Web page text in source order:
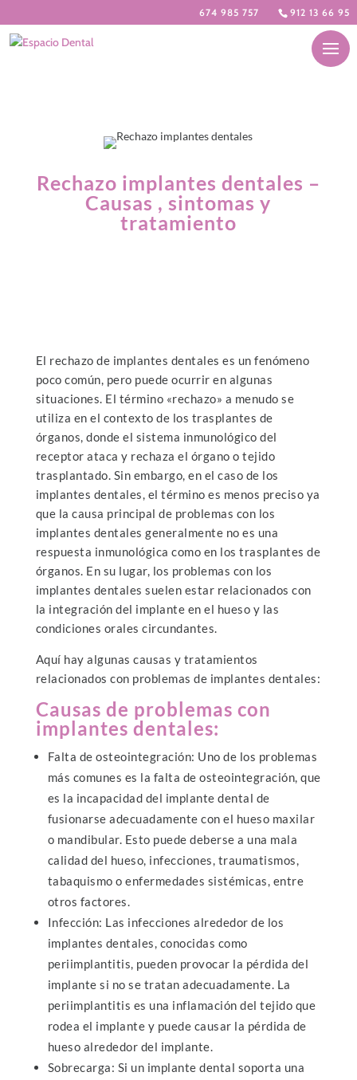
674 985 757 912 13 66 95
Rechazo implantes dentales –
Causas , sintomas y
tratamiento
El rechazo de implantes dentales es un fenómeno
poco común, pero puede ocurrir en algunas
situaciones. El término «rechazo» a menudo se
utiliza en el contexto de los trasplantes de
órganos, donde el sistema inmunológico del
receptor ataca y rechaza el órgano o tejido
trasplantado. Sin embargo, en el caso de los
implantes dentales, el término es menos preciso ya
que la causa principal de problemas con los
implantes dentales generalmente no es una
respuesta inmunológica como en los trasplantes de
órganos. En su lugar, los problemas con los
implantes dentales suelen estar relacionados con
la integración del implante en el hueso y las
condiciones orales circundantes.
Aquí hay algunas causas y tratamientos
relacionados con problemas de implantes dentales:
Causas de problemas con
implantes dentales:
Falta de osteointegración: Uno de los problemas
más comunes es la falta de osteointegración, que
es la incapacidad del implante dental de
fusionarse adecuadamente con el hueso maxilar
o mandibular. Esto puede deberse a una mala
calidad del hueso, infecciones, traumatismos,
tabaquismo o enfermedades sistémicas, entre
otros factores.
Infección: Las infecciones alrededor de los
implantes dentales, conocidas como
periimplantitis, pueden provocar la pérdida del
implante si no se tratan adecuadamente. La
periimplantitis es una inflamación del tejido que
rodea el implante y puede causar la pérdida de
hueso alrededor del implante.
Sobrecarga: Si un implante dental soporta una